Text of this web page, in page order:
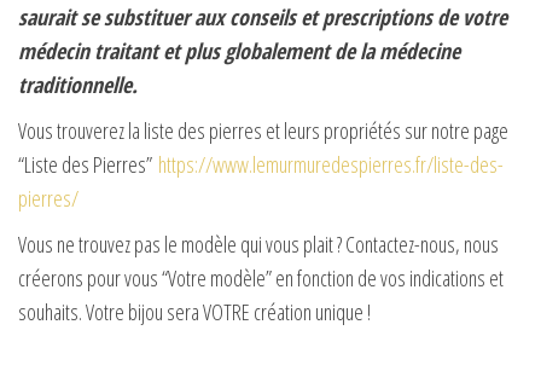
saurait se substituer aux conseils et prescriptions de votre
médecin traitant et plus globalement de la médecine
traditionnelle.
Vous trouverez la liste des pierres et leurs propriétés sur notre page
“Liste des Pierres” https://www.lemurmuredespierres.fr/liste-des-
pierres/
Vous ne trouvez pas le modèle qui vous plait ? Contactez-nous, nous
créerons pour vous “Votre modèle” en fonction de vos indications et
souhaits. Votre bijou sera VOTRE création unique !